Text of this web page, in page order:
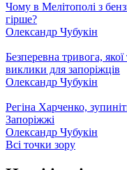
Чому в Мелітополі з
гірше?
Олександр Чубукін
Безперевна тривога,
виклики для запоріжців
Олександр Чубукін
Регіна Харченко,
Запоріжжі
Олександр Чубукін
Всі точки зору